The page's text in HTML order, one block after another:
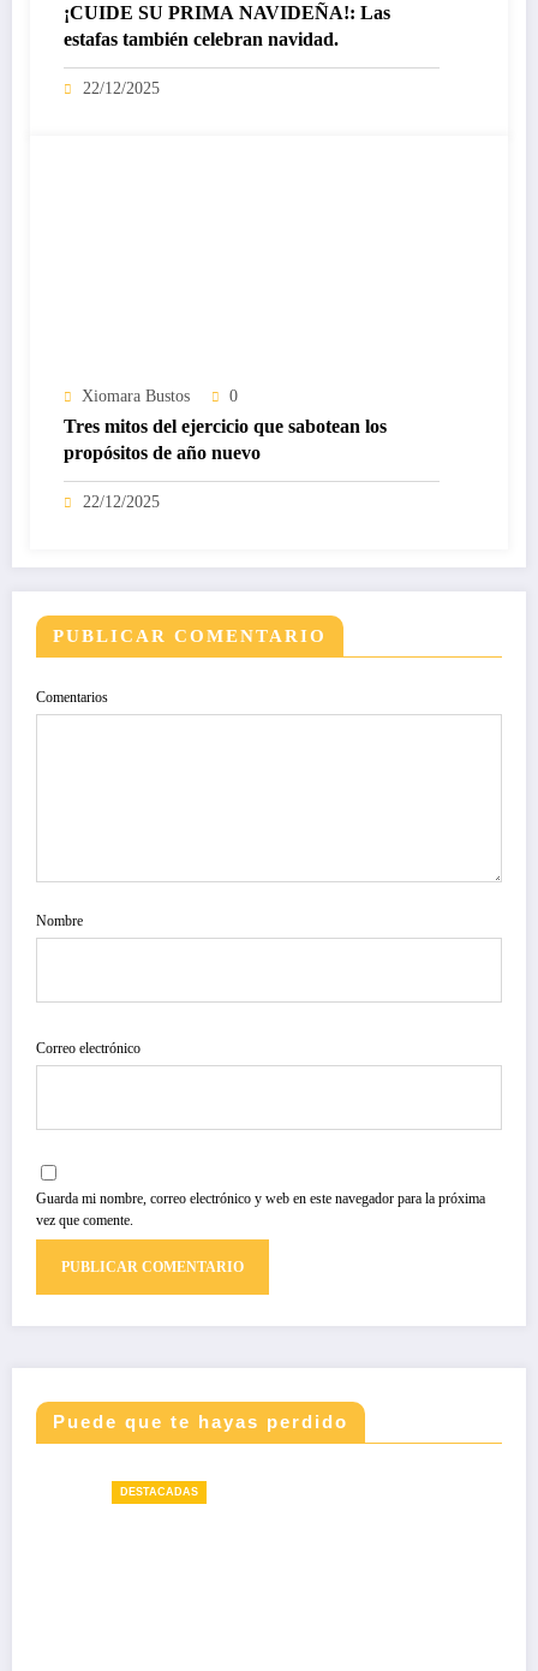
¡CUIDE SU PRIMA NAVIDEÑA!: Las
estafas también celebran navidad.
22/12/2025
Xiomara Bustos 0
Tres mitos del ejercicio que sabotean los
propósitos de año nuevo
22/12/2025
PUBLICAR COMENTARIO
Comentarios
Nombre
Correo electrónico
Guarda mi nombre, correo electrónico y web en este navegador para la próxima
vez que comente.
Puede que te hayas perdido
DESTACADAS